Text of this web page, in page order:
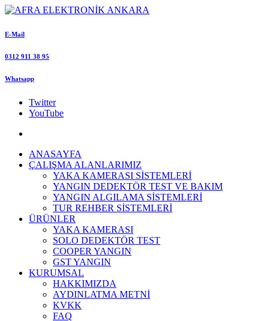
E-Mail
0312 911 38 95
Whatsapp
Twitter
YouTube
ANASAYFA
ÇALIŞMA ALANLARIMIZ
YAKA KAMERASI SİSTEMLERİ
YANGIN DEDEKTÖR TEST VE BAKIM
YANGIN ALGILAMA SİSTEMLERİ
TUR REHBER SİSTEMLERİ
ÜRÜNLER
YAKA KAMERASI
SOLO DEDEKTÖR TEST
COOPER YANGIN
GST YANGIN
KURUMSAL
HAKKIMIZDA
AYDINLATMA METNİ
KVKK
FAQ